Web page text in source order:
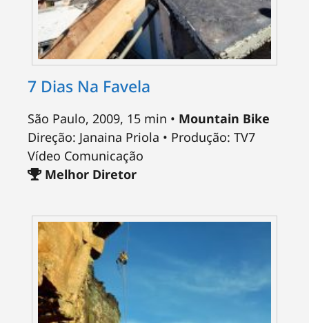
7 Dias Na Favela
São Paulo, 2009, 15 min • Mountain Bike
Direção: Janaina Priola • Produção: TV7
Vídeo Comunicação
Melhor Diretor